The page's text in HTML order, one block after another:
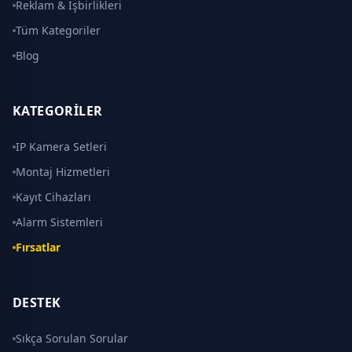
Reklam & İşbirlikleri
Tüm Kategoriler
Blog
KATEGORILER
IP Kamera Setleri
Montaj Hizmetleri
Kayıt Cihazları
Alarm Sistemleri
Fırsatlar
DESTEK
Sıkça Sorulan Sorular